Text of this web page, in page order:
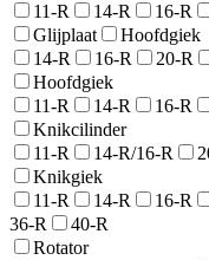
11-R
14-R 16-R
Glijplaat
Hoofdgiek
14-R
16-R 20-R
Hoofdgiek
11-R
14-R 16-R
Knikcilinder
11-R
14-R/16-R
Knikgiek
11-R
14-R 16-R
36-R
40-R
Rotator